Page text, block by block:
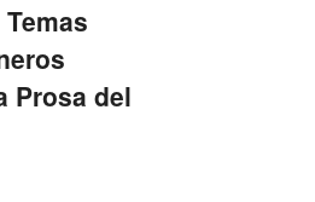
Prosa del